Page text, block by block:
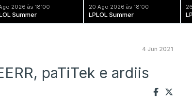
2026 às 18:00
Summer
20 Ago 2026 às 18:00
LPLOL Summer
4 Jun 2021
paTiTek e ardiis